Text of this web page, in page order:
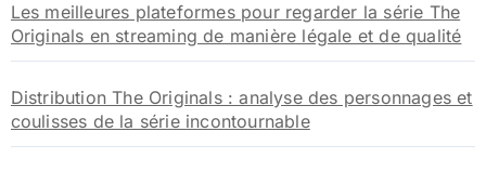
e
r
Les meilleures plateformes pour regarder la série The
Originals en streaming de manière légale et de qualité
Distribution The Originals : analyse des personnages et
coulisses de la série incontournable